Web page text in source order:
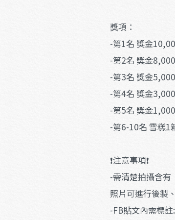
獎項：
-第1名 獎金
-第2名 獎金
-第3名 獎金
-第4名 獎金
-第5名 獎金
-第6-10名 雪糕1
❗️注意事項❗️
-需清楚拍攝含有
照片可進行後製
-FB貼文內需標